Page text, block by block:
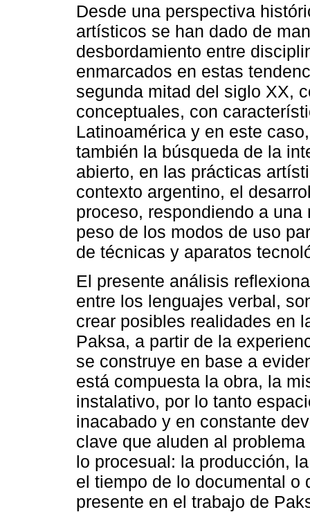
Desde una perspectiva
artísticos se han dado de
desbordamiento entre
enmarcados en estas
segunda mitad del siglo XX,
conceptuales, con
Latinoamérica y en este
también la búsqueda de la
abierto, en las prácticas
contexto argentino, el
proceso, respondiendo a
peso de los modos de uso
de técnicas y aparatos
El presente análisis
entre los lenguajes verbal,
crear posibles realidades en
Paksa, a partir de la
se construye en base a
está compuesta la obra, la
instalativo, por lo tanto
inacabado y en constante
clave que aluden al
lo procesual: la producción,
el tiempo de lo documental o
presente en el trabajo de